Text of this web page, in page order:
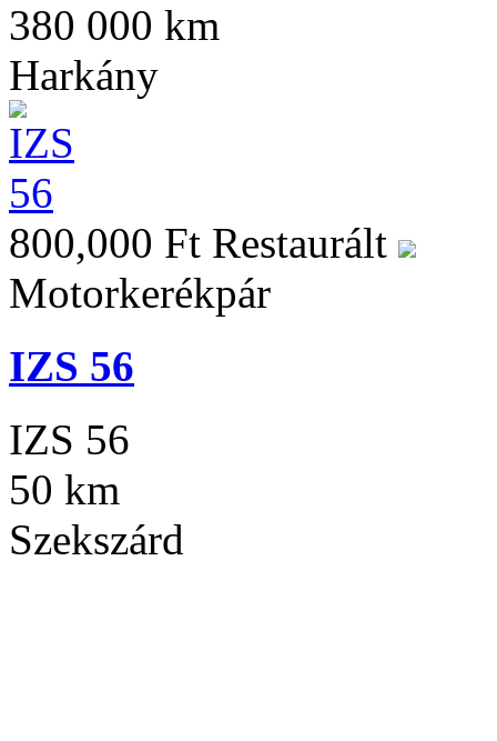
380 000 km
Harkány
800,000 Ft Restaurált
Motorkerékpár
IZS 56
IZS 56
50 km
Szekszárd